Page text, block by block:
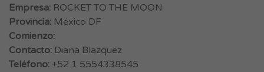
Empresa: ROCKET TO THE MOON
Provincia: México DF
Comienzo:
Contacto: Diana Blazquez
Teléfono: +52 1 5554338545